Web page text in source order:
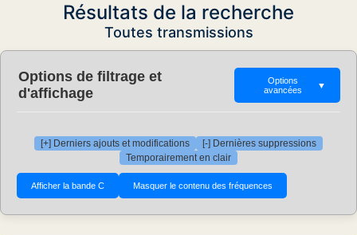
Résultats de la recherche
Toutes transmissions
Options de filtrage et
d'affichage
Options
avancées
▼
[+] Derniers ajouts et modifications
[-] Dernières suppressions
Temporairement en clair